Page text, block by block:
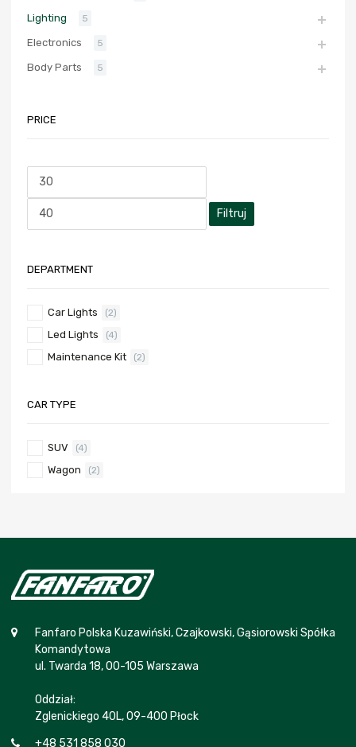
Lighting 5
Electronics 5
Body Parts 5
PRICE
Filtruj
DEPARTMENT
Car Lights (2)
Led Lights (4)
Maintenance Kit (2)
CAR TYPE
SUV (4)
Wagon (2)
Fanfaro Polska Kuzawiński, Czajkowski, Gąsiorowski Spółka
Komandytowa
ul. Twarda 18, 00-105 Warszawa
Oddział:
Zglenickiego 40L, 09-400 Płock
+48 531 858 030